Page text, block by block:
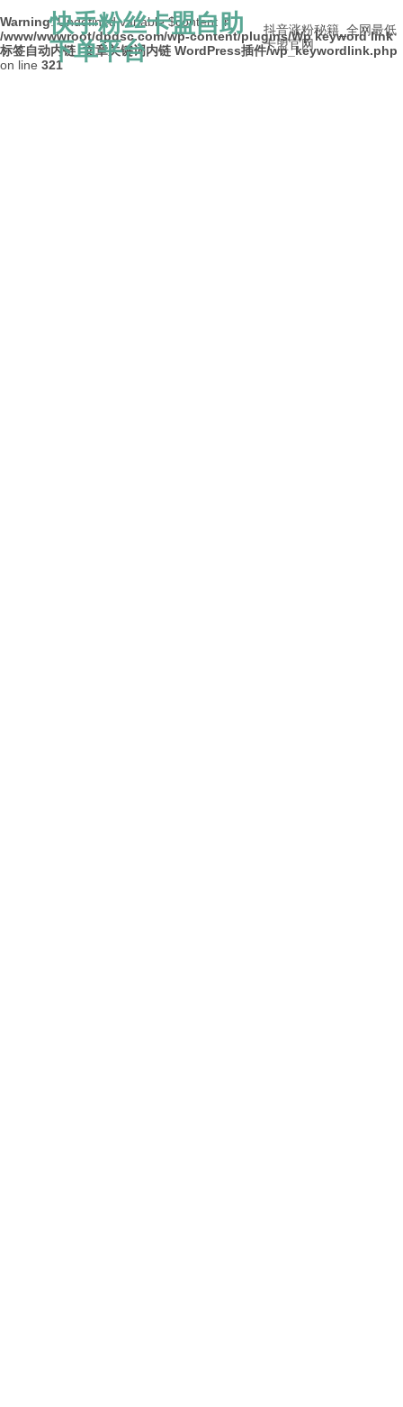
Warning: Undefined variable $content in
/www/wwwroot/dpdsc.com/wp-content/plugins/Wp keyword link
标签自动内链_文章关键词内链 WordPress插件/wp_keywordlink.php
on line 321
快手粉丝卡盟自助
下单平台
抖音涨粉秘籍_全网最低
卡盟官网